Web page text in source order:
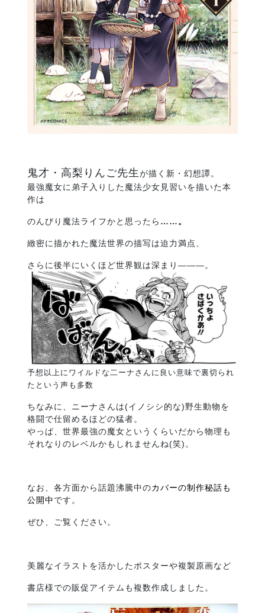
鬼才・高梨りんご先生が描く新・幻想譚。
最強魔女に弟子入りした魔法少女見習いを描いた本
作は
のんびり魔法ライフかと思ったら ……。
緻密に描かれた魔法世界の描写は迫力満点、
さらに後半にいくほど世界観は深まり―――。
予想以上にワイルドな二ーナさんに良い意味で裏切られ
たという声も多数
ちなみに、ニーナさんは(イノシシ的な)野生動物を
格闘で仕留めるほどの猛者。
やっぱ、世界最強の魔女というくらいだから物理も
それなりのレベルかもしれませんね(笑)。
なお、各方面から話題沸騰中のカバーの制作秘話も
公開中です。
ぜひ、ご覧ください。
美麗なイラストを活かしたポスターや複製原画など
書店様での販促アイテムも複数作成しました。